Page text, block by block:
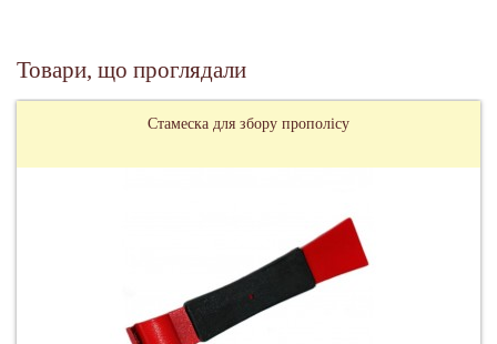
Товари, що проглядали
Стамеска для збору прополісу